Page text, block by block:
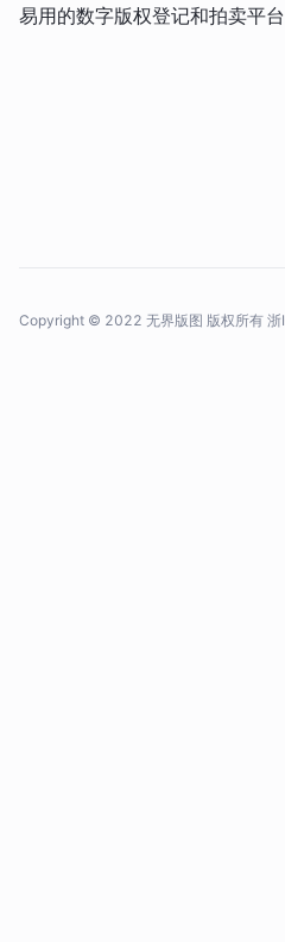
易用的数字版权登记和拍卖平台
Copyright © 2022 无界版图 版权所有